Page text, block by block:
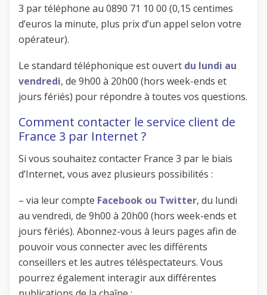
3 par téléphone au 0890 71 10 00 (0,15 centimes
d’euros la minute, plus prix d’un appel selon votre
opérateur).
Le standard téléphonique est ouvert du lundi au
vendredi, de 9h00 à 20h00 (hors week-ends et
jours fériés) pour répondre à toutes vos questions.
Comment contacter le service client de
France 3 par Internet ?
Si vous souhaitez contacter France 3 par le biais
d’Internet, vous avez plusieurs possibilités :
– via leur compte Facebook ou Twitter, du lundi
au vendredi, de 9h00 à 20h00 (hors week-ends et
jours fériés). Abonnez-vous à leurs pages afin de
pouvoir vous connecter avec les différents
conseillers et les autres téléspectateurs. Vous
pourrez également interagir aux différentes